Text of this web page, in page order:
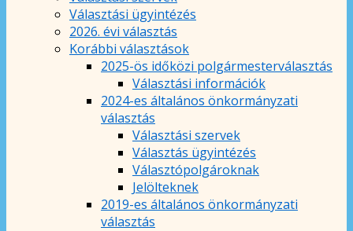
Választási ügyintézés
2026. évi választás
Korábbi választások
2025-ös időközi polgármesterválasztás
Választási információk
2024-es általános önkormányzati
választás
Választási szervek
Választás ügyintézés
Választópolgároknak
Jelölteknek
2019-es általános önkormányzati
választás